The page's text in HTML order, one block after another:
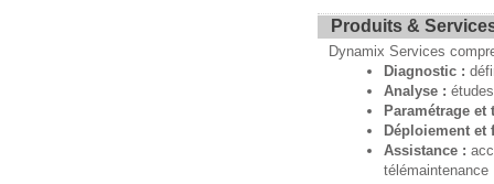
Produits &
Dynamix Services
Diagnostic :
Analyse :
Paramétrage et
Déploiement et
Assistance :
télémaintenance